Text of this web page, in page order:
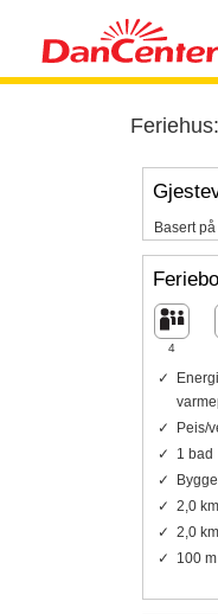
Feriehus:
Basert
4
Peis/
1 bad
2,0
2,0
100